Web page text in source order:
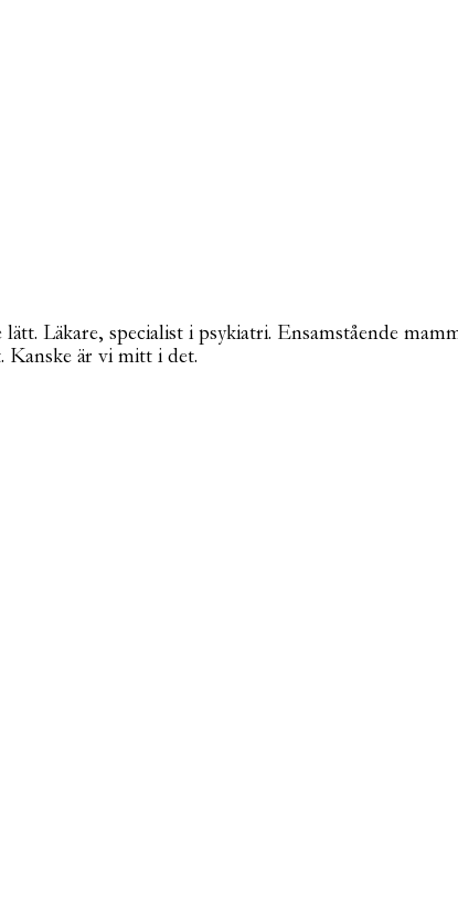
Läkare, specialist i psykiatri. Ensamstående
är vi mitt i det.